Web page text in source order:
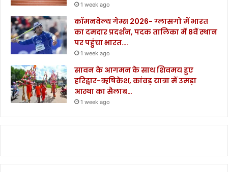
1 week ago
कॉमनवेल्थ गेम्स 2026- ग्लासगो में भारत
का दमदार प्रदर्शन, पदक तालिका में 8वें स्थान
पर पहुंचा भारत….
1 week ago
सावन के आगमन के साथ शिवमय हुए
हरिद्वार-ऋषिकेश, कांवड़ यात्रा में उमड़ा
आस्था का सैलाब…
1 week ago